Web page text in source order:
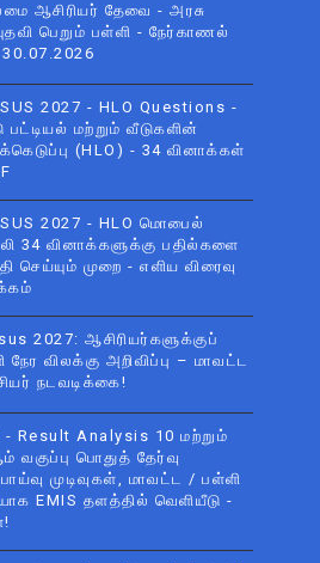
ஆசிரியர் தேவை - அரசு
பெறும் பள்ளி - நேர்காணல்
2027 - HLO Questions -
பட்டியல் மற்றும் வீடுகளின்
(HLO) - 34 வினாக்கள்
2027 - HLO மொபைல்
34 வினாக்களுக்கு பதில்களை
செய்யும் முறை - எளிய விரைவு
2027: ஆசிரியர்களுக்குப்
நேர விலக்கு அறிவிப்பு – மாவட்ட
நடவடிக்கை!
- Result Analysis 10 மற்றும்
வகுப்பு பொதுத் தேர்வு
முடிவுகள், மாவட்ட / பள்ளி
EMIS தளத்தில் வெளியீடு -